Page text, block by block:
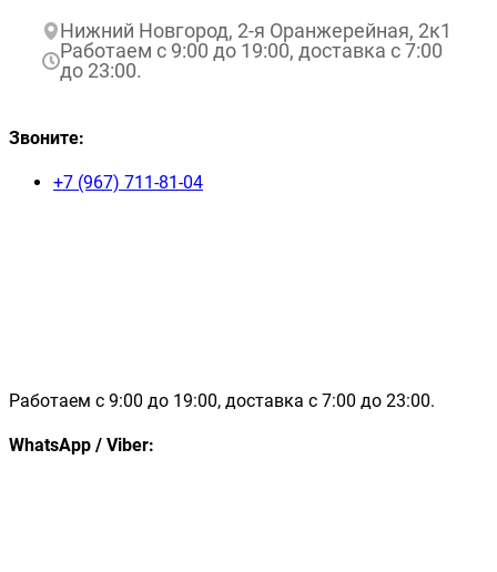
Нижний Новгород, 2-я Оранжерейная, 2к1
Работаем с 9:00 до 19:00, доставка с 7:00
до 23:00.
Звоните:
+7 (967) 711-81-04
Работаем с 9:00 до 19:00, доставка с 7:00 до 23:00.
WhatsApp / Viber: